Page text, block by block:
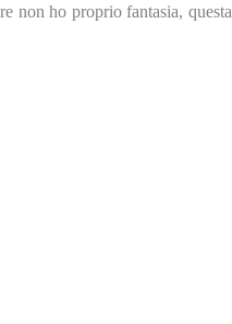
non ho proprio fantasia, questa